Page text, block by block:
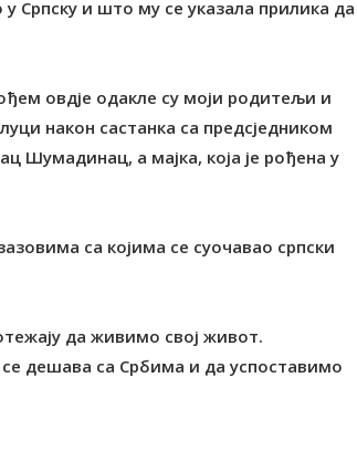
Српску и што му се указала прилика да
овдје одакле су моји родитељи и
након састанка са предсједником
Шумадинац, а мајка, која је рођена у
са којима се суочавао српски
да живимо свој живот.
дешава са Србима и да успоставимо